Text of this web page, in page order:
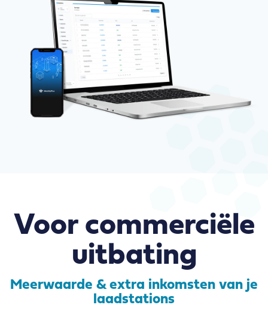
Voor commerciële
uitbating
Meerwaarde & extra inkomsten van je
laadstations